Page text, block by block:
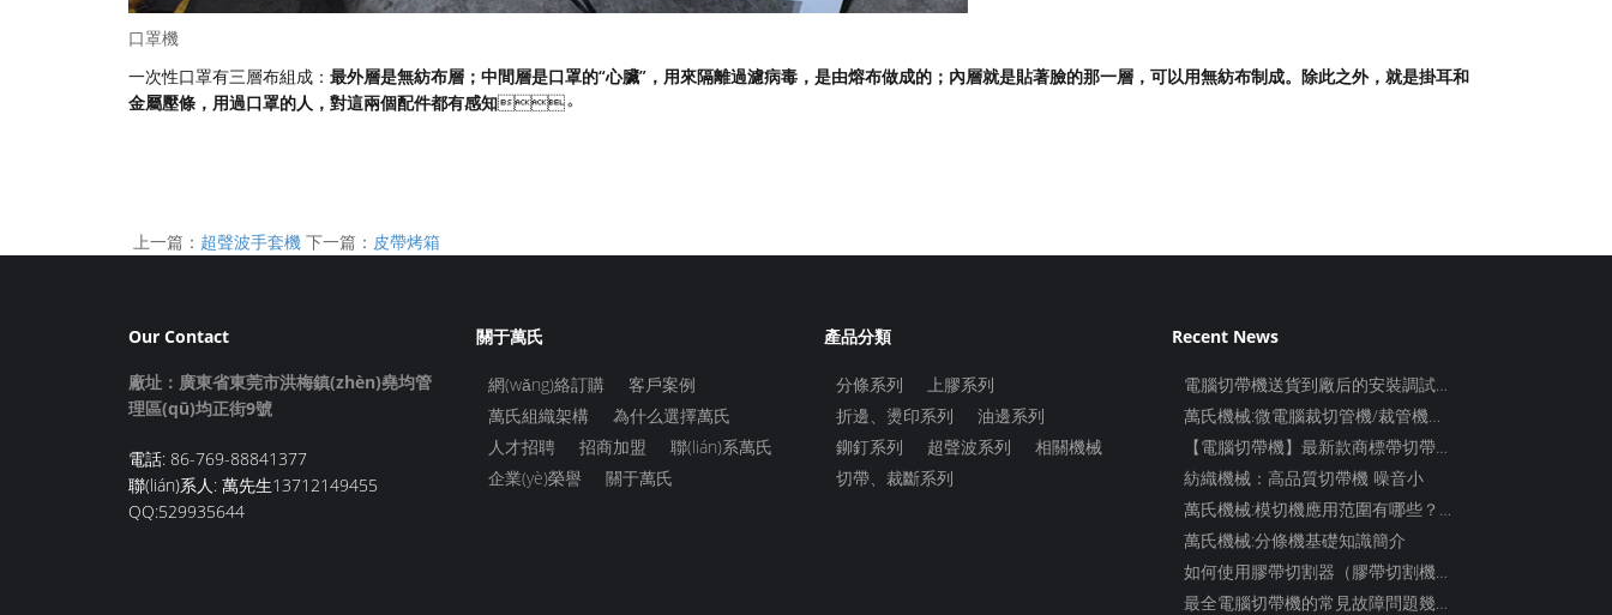
口罩機
一次性口罩有三層布組成： 最外層是無紡布層；中間層是口罩的“心臟”，用來隔離過濾病毒，是由熔布做成的；內層就是貼著臉的那一層，可以用無紡布制成。除此之外，就是掛耳和
金屬壓條，用過口罩的人，對這兩個配件都有感知。
上一篇： 超聲波手套機 下一篇： 皮帶烤箱
Our Contact
廠址：廣東省東莞市洪梅鎮(zhèn)堯均管
理區(qū)均正街9號
電話: 86-769-88841377
聯(lián)系人: 萬先生13712149455
QQ:529935644
關于萬氏
網(wǎng)絡訂購
客戶案例
萬氏組織架構
為什么選擇萬氏
人才招聘
招商加盟
聯(lián)系萬氏
企業(yè)榮譽
關于萬氏
產品分類
分條系列
上膠系列
折邊、燙印系列
油邊系列
鉚釘系列
超聲波系列
相關機械
切帶、裁斷系列
Recent News
電腦切帶機送貨到廠后的安裝調試…
萬氏機械:微電腦裁切管機/裁管機…
【電腦切帶機】最新款商標帶切帶…
紡織機械：高品質切帶機 噪音小
萬氏機械:模切機應用范圍有哪些？…
萬氏機械:分條機基礎知識簡介
如何使用膠帶切割器（膠帶切割機…
最全電腦切帶機的常見故障問題幾…